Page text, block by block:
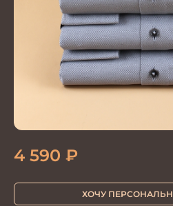
4 590 ₽
ХОЧУ